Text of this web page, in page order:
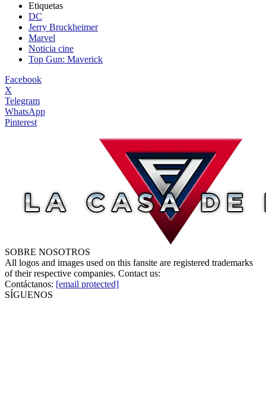
Etiquetas
DC
Jerry Bruckheimer
Marvel
Noticia cine
Top Gun: Maverick
Facebook
X
Telegram
WhatsApp
Pinterest
SOBRE NOSOTROS
All logos and images used on this fansite are registered trademarks
of their respective companies. Contact us:
Contáctanos: [email protected]
SÍGUENOS